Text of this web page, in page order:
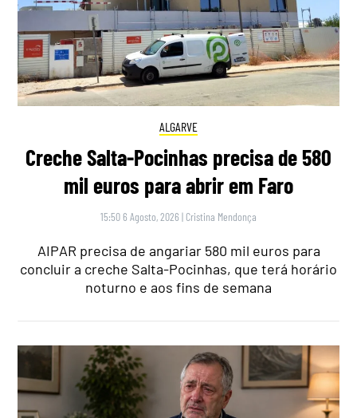
ALGARVE
Creche Salta-Pocinhas precisa de 580
mil euros para abrir em Faro
15:50 6 Agosto, 2026 | Cristina Mendonça
AIPAR precisa de angariar 580 mil euros para
concluir a creche Salta-Pocinhas, que terá horário
noturno e aos fins de semana